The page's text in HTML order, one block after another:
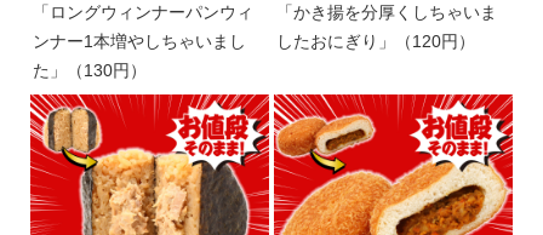
「ロングウィンナーパンウィ
ンナー1本増やしちゃいまし
た」（130円）
「かき揚を分厚くしちゃいま
したおにぎり」（120円）